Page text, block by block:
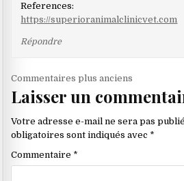
References:
https://superioranimalclinicvet.com
Répondre
Navigation
dans
les
commentaires
Commentaires plus anciens
Laisser un
Votre adresse e-mail ne sera pas
obligatoires sont indiqués avec *
Commentaire *